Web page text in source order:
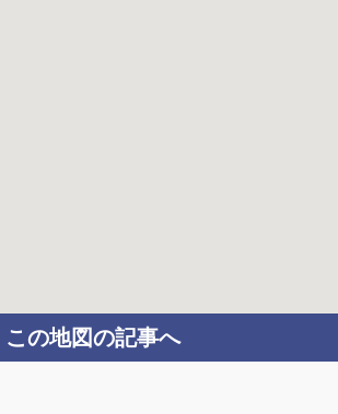
この地図の記事へ